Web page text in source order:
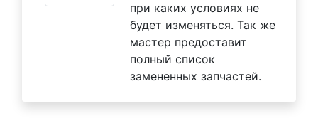
при каких условиях не
будет изменяться. Так же
мастер предоставит
полный список
замененных запчастей.